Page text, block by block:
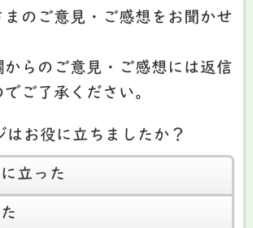
まのご意見・ご感想をお聞かせ
からのご意見・ご感想には返信
ご了承ください。
はお役に立ちましたか？
立った